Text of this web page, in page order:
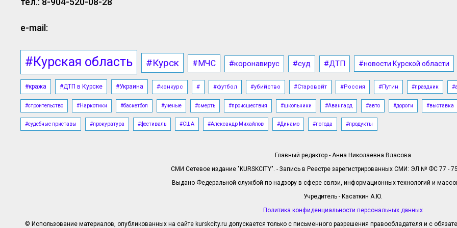
e-mail:
#Курская область #Курск #МЧС #коронавирус #суд #ДТП #новости Курской области
#кража #ДТП в Курске #Украина #конкурс # #футбол #убийство #Старовойт #Россия #Путин #праздник
#строительство #Наркотики #баскетбол #ученые #смерть #происшествия #школьники #Авангард #авто #дороги #выставка
#судебные приставы #прокуратура #фестиваль #США #Александр Михайлов #Динамо #погода #продукты
Главный редактор - Анна Николаевна Власова
СМИ Сетевое издание "KURSKCITY". - Запись в Реестре зарегистрированных СМИ: ЭЛ № ФС 77 -
Выдано Федеральной службой по надзору в сфере связи, информационных технологий и
Учредитель - Касаткин А.Ю.
Политика конфиденциальности персональных данных
© Использование материалов, опубликованных на сайте kurskcity.ru допускается только с письменного разрешения правообладателя и с